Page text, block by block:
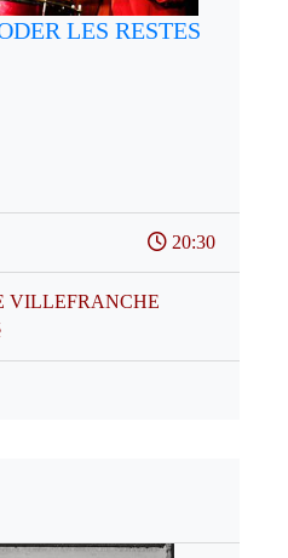
LES RESTES
20:30
VILLEFRANCHE